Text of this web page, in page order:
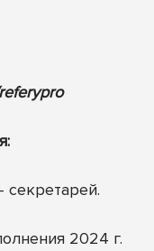
секретарей.
2024 г.